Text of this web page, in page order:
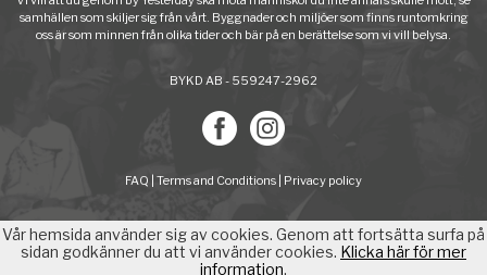
samhällen som skiljer sig från vårt. Byggnader och miljöer som finns runtomkring
oss är som minnen från olika tider och bär på en berättelse som vi vill belysa.
BYKD AB - 559247-2962
FAQ Terms and Conditions Privacy policy
Vår hemsida använder sig av cookies. Genom att fortsätta surfa på
sidan godkänner du att vi använder cookies. Klicka här för mer
information.